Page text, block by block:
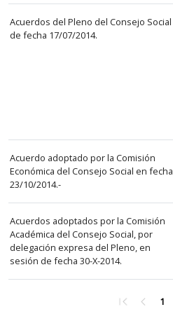
un
PDF
completo.
Acuerdos del Pleno del Consejo Social
de fecha 17/07/2014.
Acuerdo adoptado por la Comisión
Económica del Consejo Social en fecha
23/10/2014.-
Acuerdos adoptados por la Comisión
Académica del Consejo Social, por
delegación expresa del Pleno, en
sesión de fecha 30-X-2014.
Ir
Ir
1